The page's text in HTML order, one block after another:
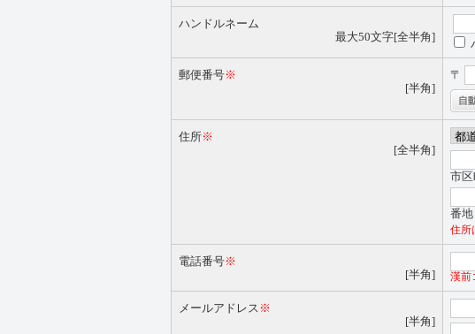
ハンドルネーム
最大50文字[全半角]
郵便番号※
[半角]
〒
住所※
[全半角]
市
番
住所
電話番号※
[半角]
漢前
メールアドレス ※
[半角]